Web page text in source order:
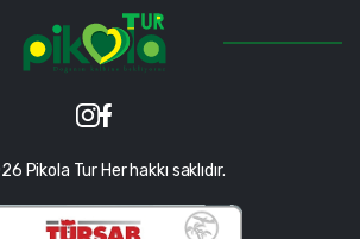
Pikola Tur Her hakkı saklıdır.